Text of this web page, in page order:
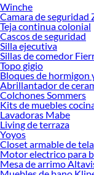
Desde remodelaciones
tus ideas realidad.
Herramientas Mecánicas
Explora la variedad de
autos en Sodimac
Herramientas, materiales
renovación de espacios.
ofrecerte!
Encuentra una amplia
autos en Sodimac.
renovación y decoración.
Winche
Camara de seguridad
Teja continua colonial
Cascos de seguridad
Silla ejecutiva
Sillas de comedor
Topo gigio
Bloques de hormigon
Abrillantador de
Colchones Sommers
Kits de muebles
Lavadoras Mabe
Living de terraza
Yoyos
Closet armable de tela
Motor electrico para
Mesa de arrimo